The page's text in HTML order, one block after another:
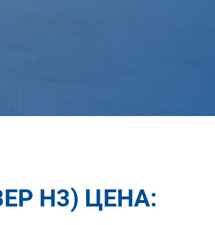
H3) ЦЕНА: